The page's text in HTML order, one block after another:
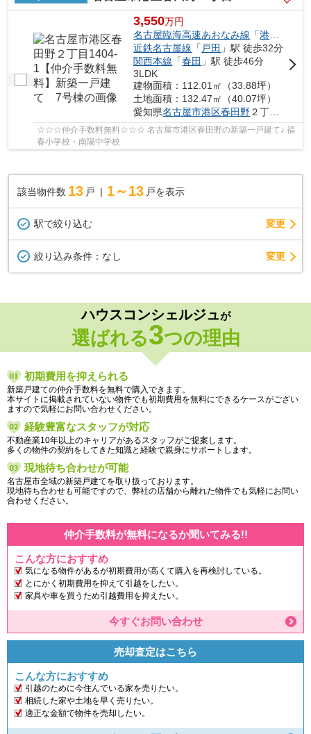
3,550万円
名古屋臨海高速あおなみ線 「港北
近鉄名古屋線 「 戸田 」駅 徒歩32分
関西本線 「春田 」駅 徒歩46分
3LDK
建物面積：112.01㎡（33.88坪）
土地面積：132.47㎡（40.07坪）
愛知県名古屋市港区春田野２丁目1404-1
☆☆☆仲介手数料無料☆☆☆ 名古屋市港区春田野の新築一戸建て♪ 福
春小学校・南陽中学校
該当物件数 13 戸 1～13 戸を表示
駅で絞り込む 変更
絞り込み条件： なし 変更
ハウスコンシェルジュが
選ばれる3つの理由
初期費用を抑えられる
新築戸建ての仲介手数料を無料で購入できます。
本サイトに掲載されていない物件でも初期費用を無料にできるケースがござい
ますので気軽にお問い合わせください。
経験豊富なスタッフが対応
不動産業10年以上のキャリアがあるスタッフがご提案します。
多くの物件の契約をしてきた知識と経験で親身にサポートします。
現地待ち合わせが可能
名古屋市全域の新築戸建てを取り扱っております。
現地待ち合わせも可能ですので、弊社の店舗から離れた物件でも気軽にお問い
合わせください。
仲介手数料が無料になるか聞いてみる!!
こんな方におすすめ
気になる物件があるが初期費用が高くて購入を再検討している。
とにかく初期費用を抑えて引越をしたい。
家具や車を買うため引越費用を抑えたい。
今すぐお問い合わせ
売却査定はこちら
こんな方におすすめ
引越のために今住んでいる家を売りたい。
相続した家や土地を早く売りたい。
適正な金額で物件を売却したい。